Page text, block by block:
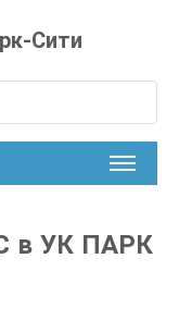
Сити
в УК ПАРК